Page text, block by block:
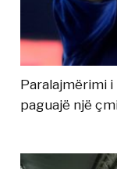
Paralajmërimi
paguajë një